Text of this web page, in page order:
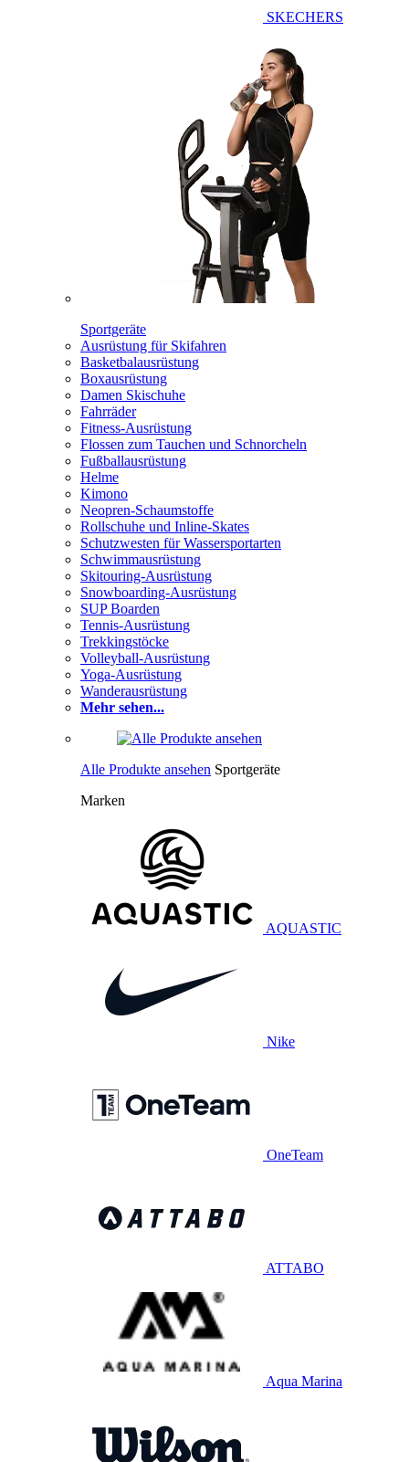
SKECHERS
Sportgeräte
Ausrüstung für Skifahren
Basketbalausrüstung
Boxausrüstung
Damen Skischuhe
Fahrräder
Fitness-Ausrüstung
Flossen zum Tauchen und Schnorcheln
Fußballausrüstung
Helme
Kimono
Neopren-Schaumstoffe
Rollschuhe und Inline-Skates
Schutzwesten für Wassersportarten
Schwimmausrüstung
Skitouring-Ausrüstung
Snowboarding-Ausrüstung
SUP Boarden
Tennis-Ausrüstung
Trekkingstöcke
Volleyball-Ausrüstung
Yoga-Ausrüstung
Wanderausrüstung
Mehr sehen...
Alle Produkte ansehen Sportgeräte
Marken
AQUASTIC
Nike
OneTeam
ATTABO
Aqua Marina